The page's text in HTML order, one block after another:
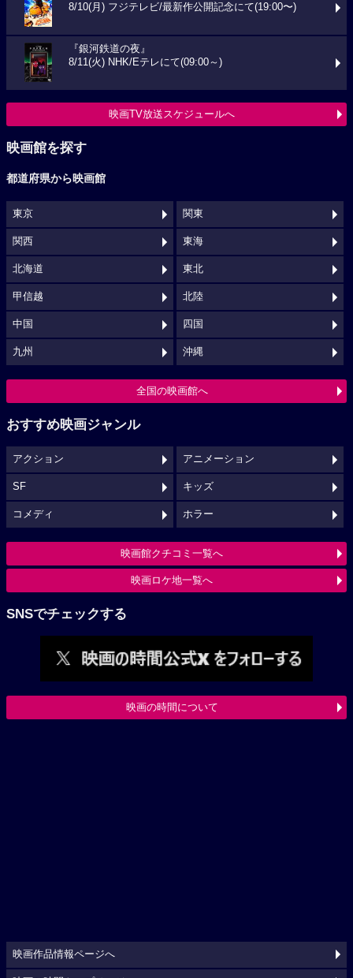
8/10(月) フジテレビ/最新作公開記念にて(19:00〜)
『銀河鉄道の夜』
8/11(火) NHK/Eテレにて(09:00～)
映画TV放送スケジュールへ
映画館を探す
都道府県から映画館
東京 関東
関西 東海
北海道 東北
甲信越 北陸
中国 四国
九州 沖縄
全国の映画館へ
おすすめ映画ジャンル
アクション アニメーション
SF キッズ
コメディ ホラー
映画館クチコミ一覧へ
映画ロケ地一覧へ
SNSでチェックする
映画の時間について
映画作品情報ページへ